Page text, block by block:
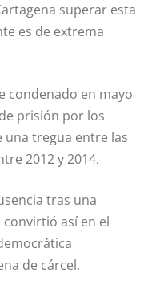
superar esta
es de extrema
condenado en mayo
prisión por los
una tregua entre las
2012 y 2014.
tras una
así en el
de cárcel.